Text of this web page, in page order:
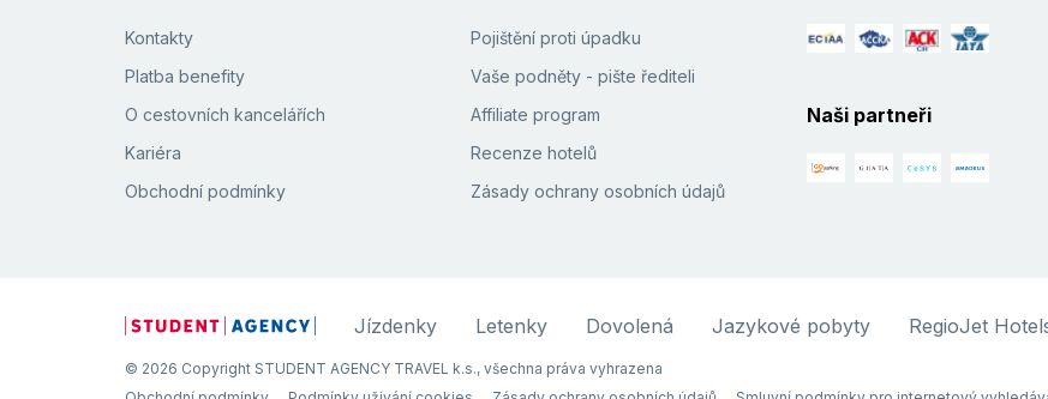
Kontakty
Platba benefity
O cestovních kancelářích
Kariéra
Obchodní podmínky
Pojištění proti úpadku
Vaše podněty - pište řediteli
Affiliate program
Recenze hotelů
Zásady ochrany osobních údajů
Naši partneři
Jízdenky Letenky Dovolená Jazykové pobyty RegioJet
© 2026 Copyright STUDENT AGENCY TRAVEL k.s., všechna práva vyhrazena